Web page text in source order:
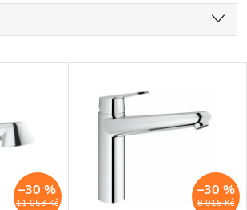
11 053 Kč
–30 %
8 916 Kč
–30 %